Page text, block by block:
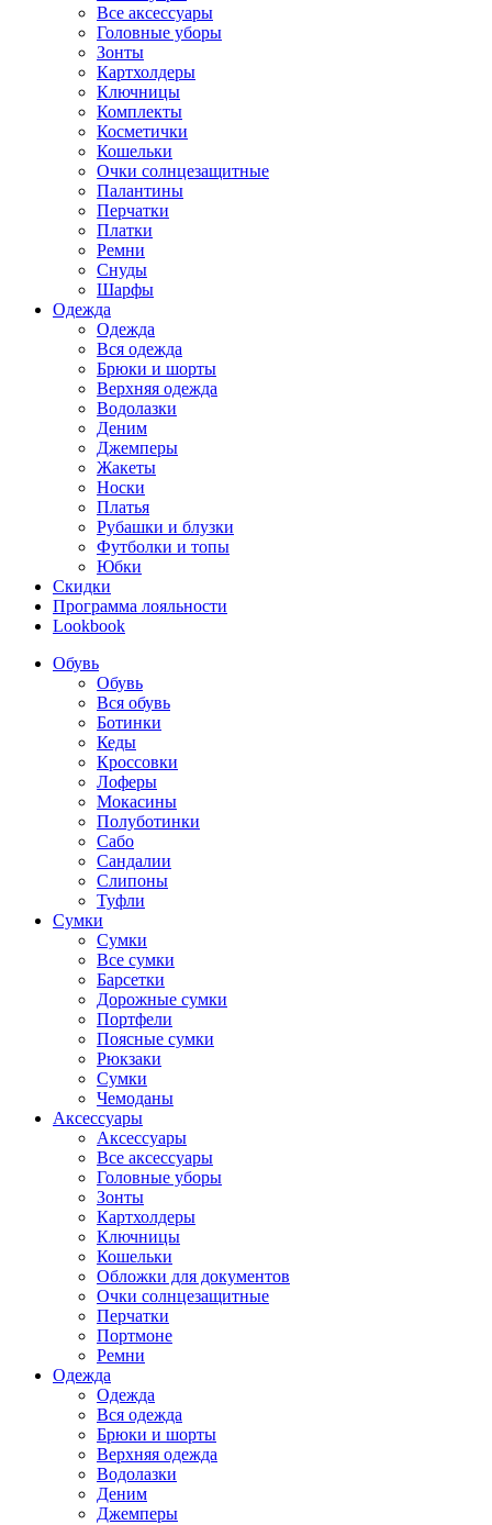
Все аксессуары
Головные уборы
Зонты
Картхолдеры
Ключницы
Комплекты
Косметички
Кошельки
Очки солнцезащитные
Палантины
Перчатки
Платки
Ремни
Снуды
Шарфы
Одежда
Одежда
Вся одежда
Брюки и шорты
Верхняя одежда
Водолазки
Деним
Джемперы
Жакеты
Носки
Платья
Рубашки и блузки
Футболки и топы
Юбки
Скидки
Программа лояльности
Lookbook
Обувь
Обувь
Вся обувь
Ботинки
Кеды
Кроссовки
Лоферы
Мокасины
Полуботинки
Сабо
Сандалии
Слипоны
Туфли
Сумки
Сумки
Все сумки
Барсетки
Дорожные сумки
Портфели
Поясные сумки
Рюкзаки
Сумки
Чемоданы
Аксессуары
Аксессуары
Все аксессуары
Головные уборы
Зонты
Картхолдеры
Ключницы
Кошельки
Обложки для документов
Очки солнцезащитные
Перчатки
Портмоне
Ремни
Одежда
Одежда
Вся одежда
Брюки и шорты
Верхняя одежда
Водолазки
Деним
Джемперы